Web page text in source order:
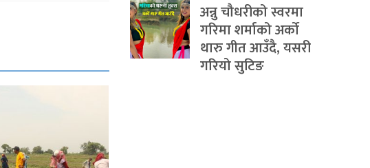
अन्नु चौधरीको स्वरमा
गरिमा शर्माको अर्को
थारु गीत आउँदै, यसरी
गरियो सुटिङ